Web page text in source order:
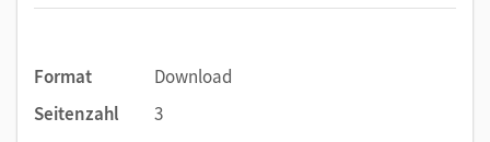
Format
Download
Seitenzahl
3